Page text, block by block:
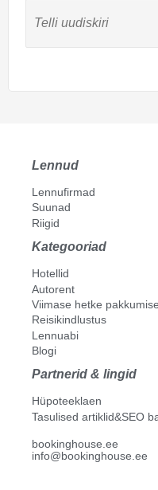
Lennud
Lennufirmad
Suunad
Riigid
Kategooriad
Hotellid
Autorent
Viimase hetke
Reisikindlustus
Lennuabi
Blogi
Partnerid & lingid
Hüpoteeklaen
Tasulised artiklid&SEO
bookinghouse.ee
info@bookinghouse.ee